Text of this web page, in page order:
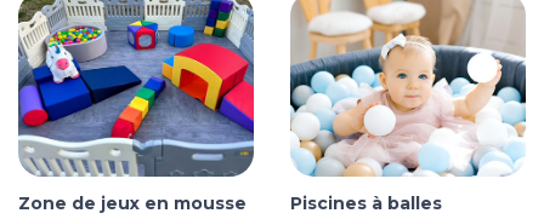
Zone de jeux en mousse Piscines à balles